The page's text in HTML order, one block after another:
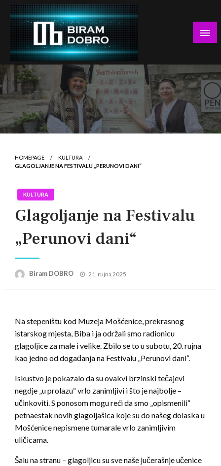
Skip
content
Biram DOBRO
… jer BUDUĆNOST nema drugo IME!
HOMEPAGE
KULTURA
GLAGOLJANJE NA FESTIVALU „PERUNOVI DANI“
KULTURA
Glagoljanje na Festivalu
„Perunovi dani“
Biram DOBRO
Posted
21. rujna 2025.
Na stepeništu kod Muzeja Mošćenice, prekrasnog
istarskog mjesta, Biba i ja održali smo radionicu
glagoljice za male i velike. Zbilo se to u subotu, 20. rujna
kao jedno od događanja na Festivalu „Perunovi dani“.
Iskustvo je pokazalo da su ovakvi brzinski tečajevi
negdje „u prolazu“ vrlo zanimljivi i što je najbolje –
učinkoviti. S ponosom mogu reći da smo „opismenili“
petnaestak novih glagoljašica koje su do našeg dolaska u
Mošćenice nepismene tumarale vrlo zanimljivim
uličicama.
Šalu na stranu – glagoljicu su sve naše jučerašnje učenice